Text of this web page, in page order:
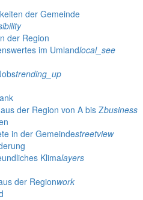
der Gemeinde
der Region
im Umlandlocal_see
trending_up
der Region von A bis Zbusiness
in der Gemeindestreetview
Klimalayers
der Regionwork